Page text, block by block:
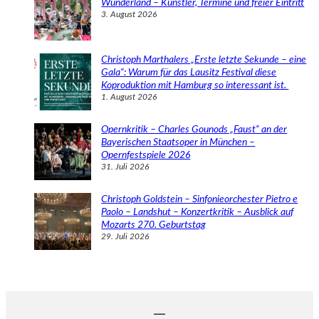
Wunderland – Künstler, Termine und freier Eintritt
3. August 2026
Christoph Marthalers „Erste letzte Sekunde – eine
Gala“: Warum für das Lausitz Festival diese
Koproduktion mit Hamburg so interessant ist.
1. August 2026
Opernkritik – Charles Gounods „Faust“ an der
Bayerischen Staatsoper in München –
Opernfestspiele 2026
31. Juli 2026
Christoph Goldstein – Sinfonieorchester Pietro e
Paolo – Landshut – Konzertkritik – Ausblick auf
Mozarts 270. Geburtstag
29. Juli 2026